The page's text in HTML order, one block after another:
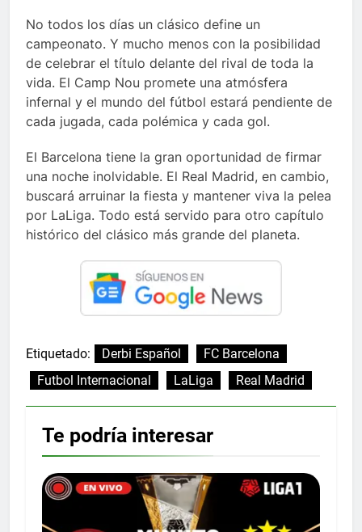
No todos los días un clásico define un
campeonato. Y mucho menos con la posibilidad
de celebrar el título delante del rival de toda la
vida. El Camp Nou promete una atmósfera
infernal y el mundo del fútbol estará pendiente de
cada jugada, cada polémica y cada gol.
El Barcelona tiene la gran oportunidad de firmar
una noche inolvidable. El Real Madrid, en cambio,
buscará arruinar la fiesta y mantener viva la pelea
por LaLiga. Todo está servido para otro capítulo
histórico del clásico más grande del planeta.
Etiquetado: Derbi Español
FC Barcelona
Futbol Internacional
LaLiga Real Madrid
Te podría interesar